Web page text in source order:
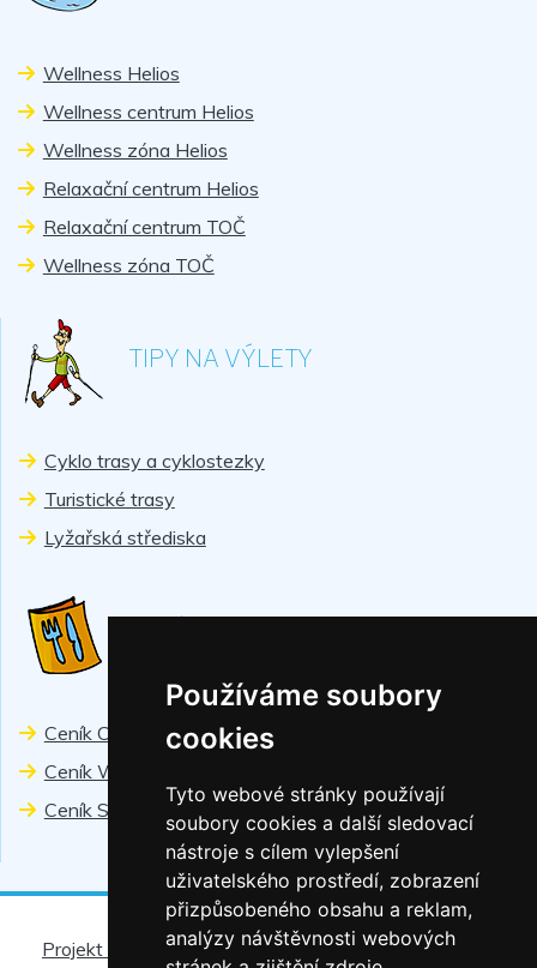
Používáme soubory
cookies
Tyto webové stránky používají
soubory cookies a další sledovací
nástroje s cílem vylepšení
uživatelského prostředí, zobrazení
přizpůsobeného obsahu a reklam,
analýzy návštěvnosti webových
Wellness Helios
Wellness centrum Helios
Wellness zóna Helios
Relaxační centrum Helios
Relaxační centrum TOČ
Wellness zóna TOČ
TIPY NA VÝLETY
Cyklo trasy a cyklostezky
Turistické trasy
Lyžařská střediska
Ceník Chiranka
Ceník Wellness
Ceník Sport
Projekt - fotovoltaické elektrárny|Ochrana osobních